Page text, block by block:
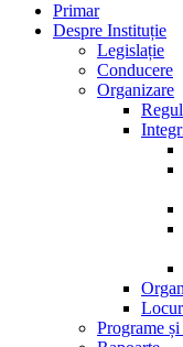
Primar
Despre Instituție
Legislație
Conducere
Organizare
Programe